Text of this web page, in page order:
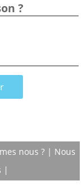
?
nous ? | Nous
|